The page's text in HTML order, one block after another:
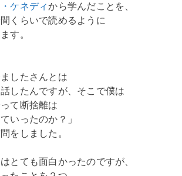
ケネディから学んだことを、
くらいで読めるように
す。
したさんとは
したんですが、そこで僕は
って断捨離は
いったのか？」
をしました。
とても面白かったのですが、